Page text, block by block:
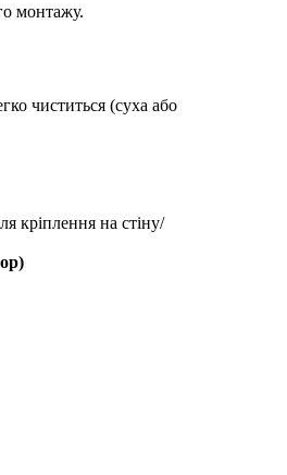
монтажу.
чиститься (суха або
кріплення на стіну/